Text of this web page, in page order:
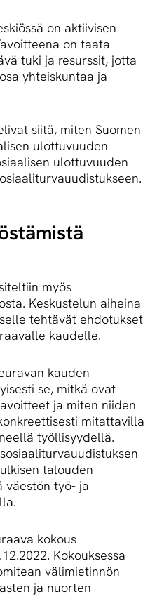
on aktiivisen
on taata
tuki ja resurssit, jotta
yhteiskuntaa ja
siitä, miten Suomen
ulottuvuuden
ulottuvuuden
myös
Keskustelun aiheina
tehtävät ehdotukset
kaudelle.
kauden
se, mitkä ovat
ja miten niiden
mitattavilla
työllisyydellä.
talouden
väestön työ- ja
kokous
Kokouksessa
välimietinnön
ja nuorten